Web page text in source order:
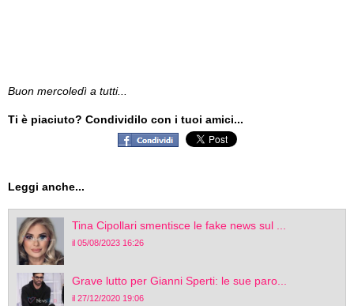
Buon mercoledì a tutti..
Ti è piaciuto? Condividilo con i tuoi amici...
Leggi anche...
Tina Cipollari smentisce le fake news sul ...
il 05/08/2023 16:26
Grave lutto per Gianni Sperti: le sue paro...
il 27/12/2020 19:06